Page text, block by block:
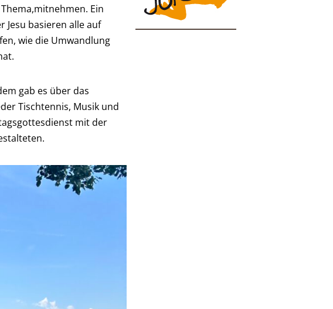
Ein
Jesu basieren alle auf
wie die Umwandlung
gab es über das
Tischtennis, Musik und
mit der